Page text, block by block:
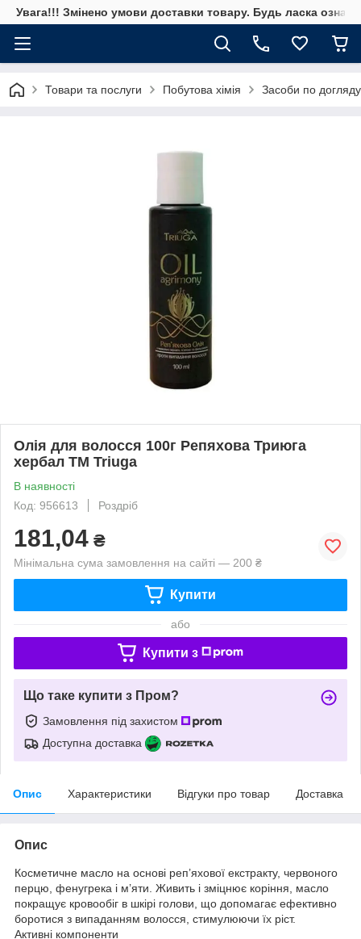
Увага!!! Змінено умови доставки товару. Будь ласка
Товари та послуги Побутова хімія Засоби по
Олія для волосся 100г Репяхова Триюга
хербал ТМ Triuga
В наявності
Код: 956613
Роздріб
181,04 ₴
Мінімальна сума замовлення на сайті — 200 ₴
Купити
або
Купити з
Що таке купити з Пром?
Замовлення під захистом
Доступна доставка
Опис Характеристики Відгуки про товар Доставка
Опис
Косметичне масло на основі реп’яхової екстракту, червоного
перцю, фенугрека і м’яти. Живить і зміцнює коріння, масло
покращує кровообіг в шкірі голови, що допомагає ефективно
боротися з випаданням волосся, стимулюючи їх ріст.
Активні компоненти